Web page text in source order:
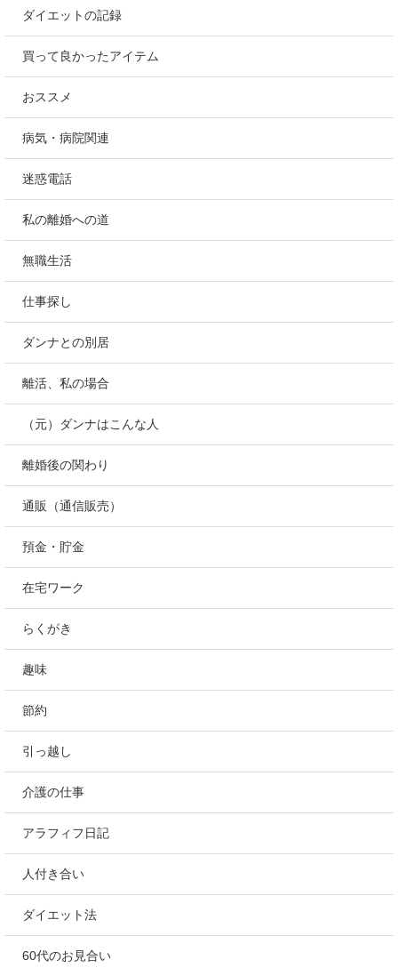
ダイエットの記録
買って良かったアイテム
おススメ
病気・病院関連
迷惑電話
私の離婚への道
無職生活
仕事探し
ダンナとの別居
離活、私の場合
（元）ダンナはこんな人
離婚後の関わり
通販（通信販売）
預金・貯金
在宅ワーク
らくがき
趣味
節約
引っ越し
介護の仕事
アラフィフ日記
人付き合い
ダイエット法
60代のお見合い